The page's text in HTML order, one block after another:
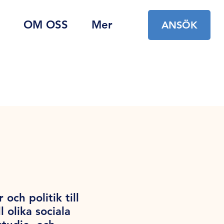
OM OSS Mer ANSÖK
och politik till
olika sociala